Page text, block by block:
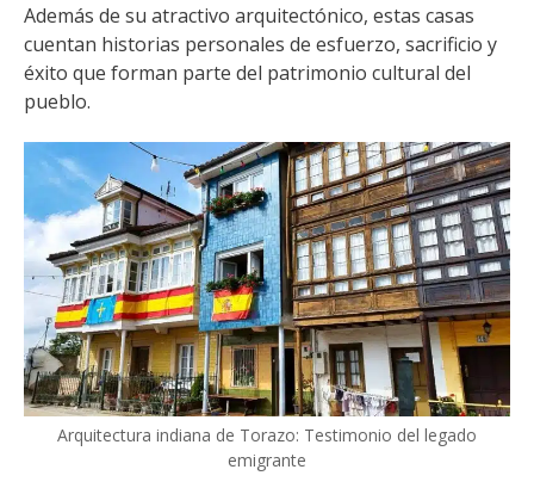
Además de su atractivo arquitectónico, estas casas
cuentan historias personales de esfuerzo, sacrificio y
éxito que forman parte del patrimonio cultural del
pueblo.
Arquitectura indiana de Torazo: Testimonio del legado
emigrante